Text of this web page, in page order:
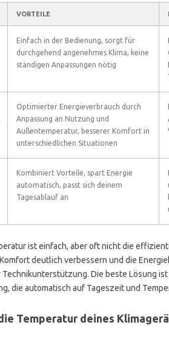
VORTEILE
Einfach in der Bedienung, sorgt für
durchgehend angenehmes Klima, keine
ständigen Anpassungen nötig
Optimierter Energieverbrauch durch
Anpassung an Nutzung und
Außentemperatur, besserer Komfort in
unterschiedlichen Situationen
Kombiniert Vorteile, spart Energie
automatisch, passt sich deinem
Tagesablauf an
ist einfach, aber oft nicht die
deutlich verbessern und die
Die beste Lösung
die automatisch auf Tageszeit und
Temperatur deines